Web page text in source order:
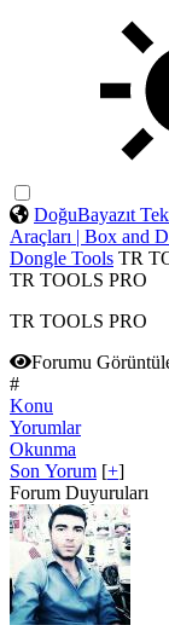
DoğuBayazıt
Araçları | Box and
Dongle Tools TR
TR TOOLS PRO
TR TOOLS PRO
Forumu
#
Konu
Yorumlar
Okunma
Son Yorum [+]
Forum Duyuruları